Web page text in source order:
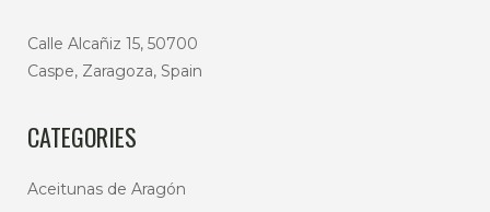
Calle Alcañiz 15, 50700
Caspe, Zaragoza, Spain
CATEGORIES
Aceitunas de Aragón